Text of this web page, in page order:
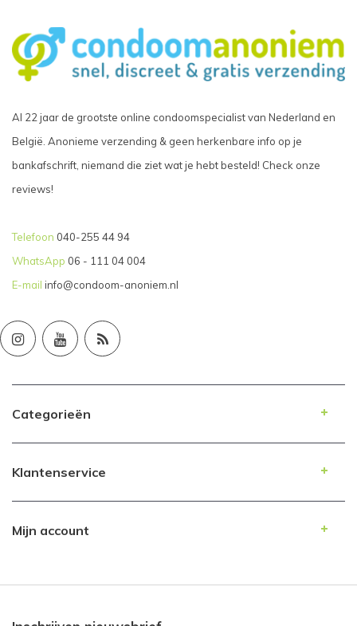
Al 22 jaar de grootste online condoomspecialist van Nederland en
België. Anonieme verzending & geen herkenbare info op je
bankafschrift, niemand die ziet wat je hebt besteld! Check onze
reviews!
Telefoon 040-255 44 94
WhatsApp 06 - 111 04 004
E-mail info@condoom-anoniem.nl
Categorieën
Klantenservice
Mijn account